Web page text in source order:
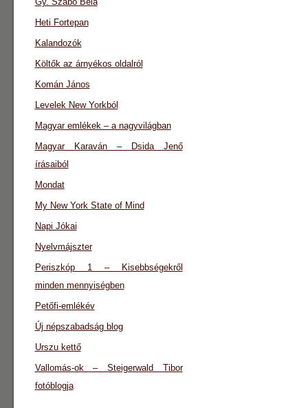
Heti Fortepan
Kalandozók
Költők az árnyékos oldalról
Komán János
Levelek New Yorkból
Magyar emlékek – a nagyvilágban
Magyar Karaván – Dsida Jenő
írásaiból
Mondat
My New York State of Mind
Napi Jókai
Nyelvmájszter
Periszkóp 1 – Kisebbségekről
minden mennyiségben
Petőfi-emlékév
Új népszabadság blog
Urszu kettő
Vallomás-ok – Steigerwald Tibor
fotóblogja